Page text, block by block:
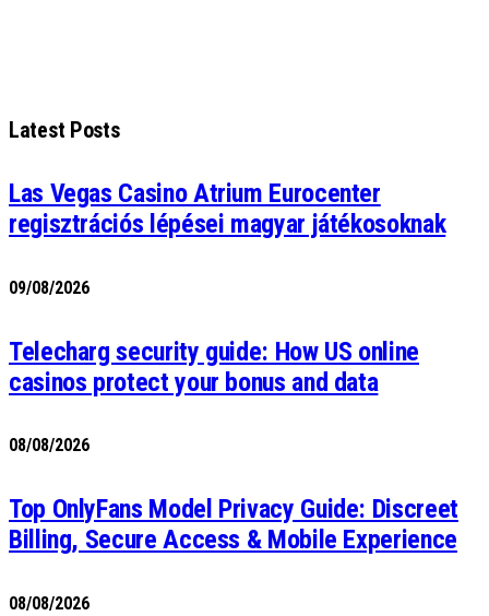
Latest Posts
Las Vegas Casino Atrium Eurocenter
regisztrációs lépései magyar játékosoknak
09/08/2026
Telecharg security guide: How US online
casinos protect your bonus and data
08/08/2026
Top OnlyFans Model Privacy Guide: Discreet
Billing, Secure Access & Mobile Experience
08/08/2026